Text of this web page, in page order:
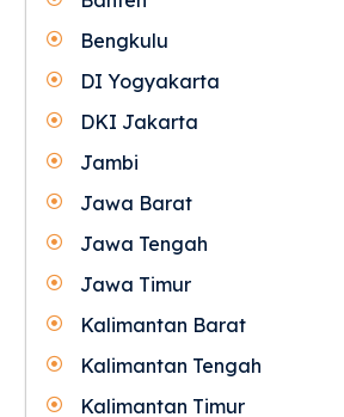
Bengkulu
DI Yogyakarta
DKI Jakarta
Jambi
Jawa Barat
Jawa Tengah
Jawa Timur
Kalimantan Barat
Kalimantan Tengah
Kalimantan Timur